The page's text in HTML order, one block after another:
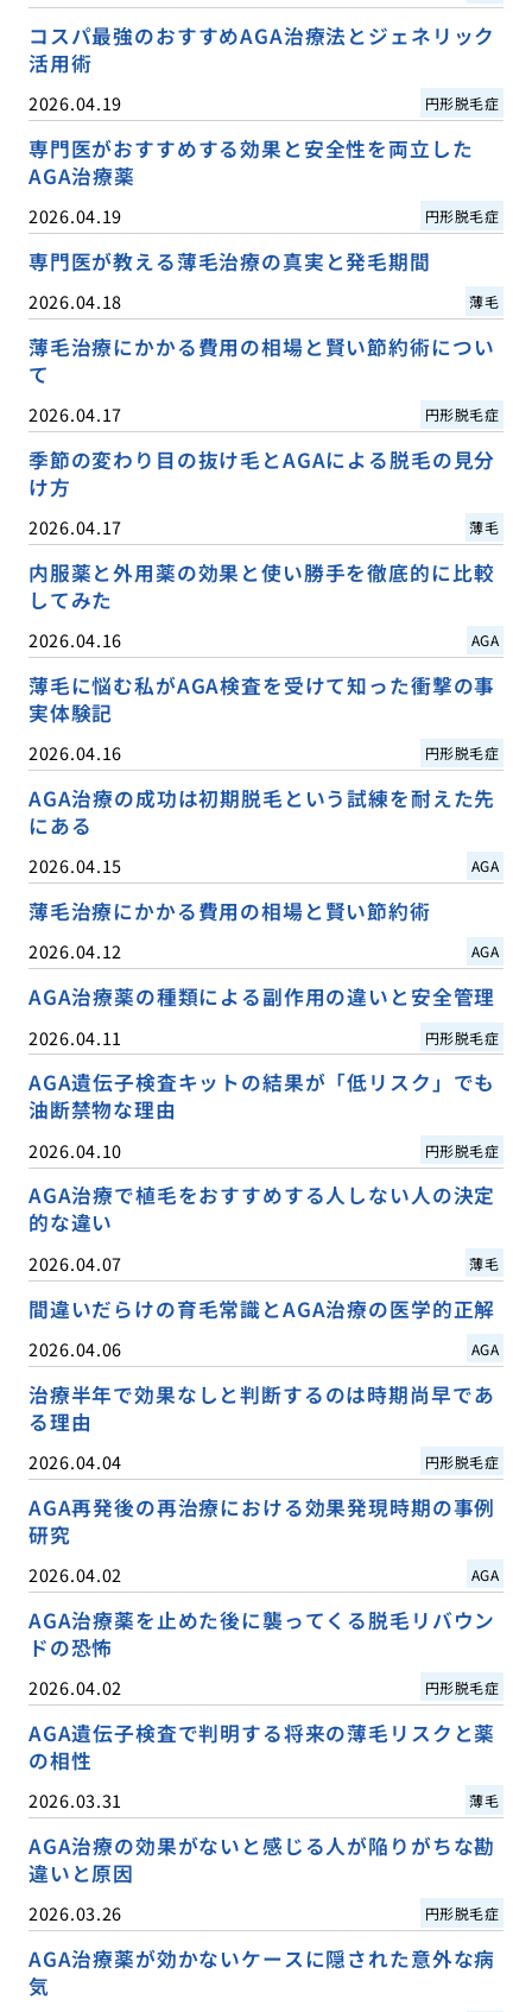
コスパ最強のおすすめAGA治療法とジェネリック
活用術
2026.04.19 円形脱毛症
専門医がおすすめする効果と安全性を両立した
AGA治療薬
2026.04.19 円形脱毛症
専門医が教える薄毛治療の真実と発毛期間
2026.04.18 薄毛
薄毛治療にかかる費用の相場と賢い節約術につい
て
2026.04.17 円形脱毛症
季節の変わり目の抜け毛とAGAによる脱毛の見分
け方
2026.04.17 薄毛
内服薬と外用薬の効果と使い勝手を徹底的に比較
してみた
2026.04.16 AGA
薄毛に悩む私がAGA検査を受けて知った衝撃の事
実体験記
2026.04.16 円形脱毛症
AGA治療の成功は初期脱毛という試練を耐えた先
にある
2026.04.15 AGA
薄毛治療にかかる費用の相場と賢い節約術
2026.04.12 AGA
AGA治療薬の種類による副作用の違いと安全管理
2026.04.11 円形脱毛症
AGA遺伝子検査キットの結果が「低リスク」でも
油断禁物な理由
2026.04.10 円形脱毛症
AGA治療で植毛をおすすめする人しない人の決定
的な違い
2026.04.07 薄毛
間違いだらけの育毛常識とAGA治療の医学的正解
2026.04.06 AGA
治療半年で効果なしと判断するのは時期尚早であ
る理由
2026.04.04 円形脱毛症
AGA再発後の再治療における効果発現時期の事例
研究
2026.04.02 AGA
AGA治療薬を止めた後に襲ってくる脱毛リバウン
ドの恐怖
2026.04.02 円形脱毛症
AGA遺伝子検査で判明する将来の薄毛リスクと薬
の相性
2026.03.31 薄毛
AGA治療の効果がないと感じる人が陥りがちな勘
違いと原因
2026.03.26 円形脱毛症
AGA治療薬が効かないケースに隠された意外な病
気